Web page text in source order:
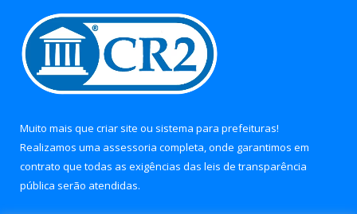
Muito mais que criar site ou sistema para prefeituras!
Realizamos uma assessoria completa, onde garantimos em
contrato que todas as exigências das leis de transparência
pública serão atendidas.